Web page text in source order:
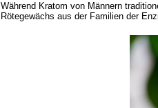
Während Kratom von Männern
Rötegewächs aus der Familien der